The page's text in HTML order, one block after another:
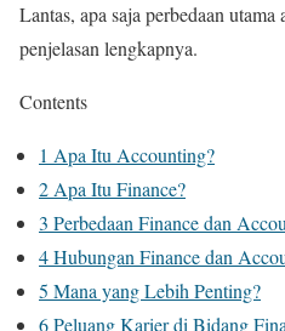
Lantas, apa saja perbedaan
penjelasan lengkapnya.
Contents
1 Apa Itu Accounting?
2Apa Itu Finance?
3 Perbedaan Finance dan
4Hubungan Finance dan
5 Mana yang Lebih Penting?
6Peluang Karier di Bidang